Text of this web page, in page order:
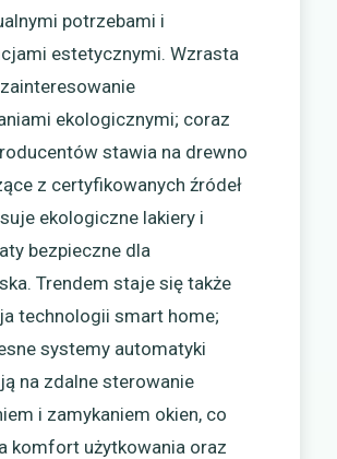
potrzebami i
estetycznymi. Wzrasta
ekologicznymi; coraz
stawia na drewno
z certyfikowanych źródeł
ekologiczne lakiery i
bezpieczne dla
Trendem staje się także
technologii smart home;
systemy automatyki
na zdalne sterowanie
i zamykaniem okien, co
komfort użytkowania oraz